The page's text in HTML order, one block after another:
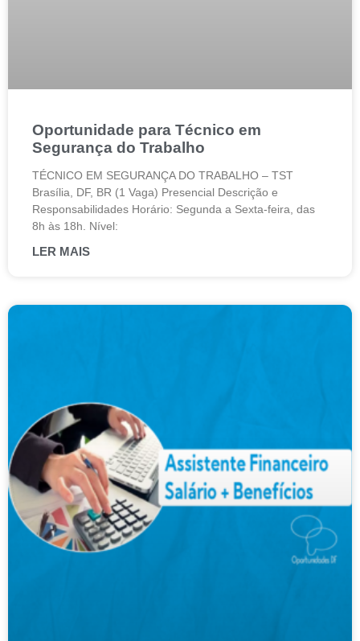
Oportunidade para Técnico em
Segurança do Trabalho
TÉCNICO EM SEGURANÇA DO TRABALHO – TST
Brasília, DF, BR (1 Vaga) Presencial Descrição e
Responsabilidades Horário: Segunda a Sexta-feira, das
8h às 18h. Nível:
LER MAIS